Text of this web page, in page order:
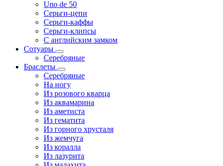
Uno de 50
Серьги-цепи
Серьги-каффы
Серьги-клипсы
С английским замком
Сотуары
Серебряные
Браслеты
Серебряные
На ногу
Из розового кварца
Из аквамарина
Из аметиста
Из гематита
Из горного хрусталя
Из жемчуга
Из коралла
Из лазурита